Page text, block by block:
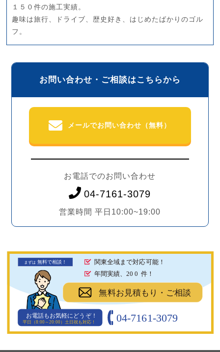
１５０件の施工実績。
趣味は旅行、ドライブ、歴史好き、はじめたばかりのゴル
フ。
お問い合わせ・ご相談はこちらから
メールでお問い合わせ（無料）
お電話でのお問い合わせ
04-7161-3079
営業時間 平日10:00~19:00
無料お見積もり・ご相談
まずは 無料で相談！ 関東全域まで対応可能！
年間実績、20 0 件！
04-7161-3079
お電話もお気軽にどうぞ！
平日（8:00～20:00）土日祝も対応！